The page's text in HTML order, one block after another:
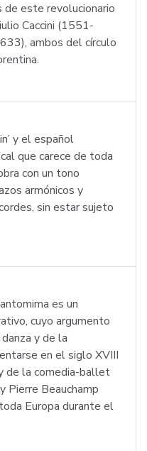
de este revolucionario
Caccini (1551-
ambos del círculo
y el español
que carece de toda
con un tono
armónicos y
sin estar sujeto
es un
cuyo argumento
y de la
en el siglo XVIII
de la comedia-ballet
Beauchamp
Europa durante el